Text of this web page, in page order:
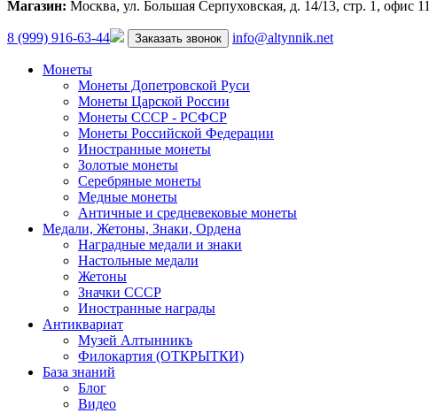
Магазин: Москва, ул. Большая Серпуховская, д. 14/13, стр. 1, офис 11
8 (999) 916-63-44 Заказать звонок info@altynnik.net
Монеты
Монеты Допетровской Руси
Монеты Царской России
Монеты СССР - РСФСР
Монеты Российской Федерации
Иностранные монеты
Золотые монеты
Серебряные монеты
Медные монеты
Античные и средневековые монеты
Медали, Жетоны, Знаки, Ордена
Наградные медали и знаки
Настольные медали
Жетоны
Значки СССР
Иностранные награды
Антиквариат
Музей Алтынникъ
Филокартия (ОТКРЫТКИ)
База знаний
Блог
Видео